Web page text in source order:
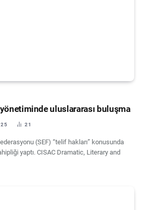
uluslararası buluşma
21
(SEF) “telif hakları” konusunda
yaptı. CISAC Dramatic, Literary and